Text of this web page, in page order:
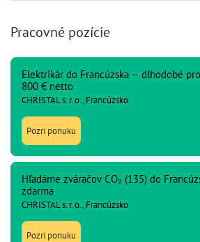
Pracovné pozície
Elektrikár do Francúzska – dlhodobé
800 € netto
CHRISTAL s. r. o., Francúzsko
Pozri ponuku
Hľadáme zváračov CO₂ (135) do
zdarma
CHRISTAL s. r. o., Francúzsko
Pozri ponuku